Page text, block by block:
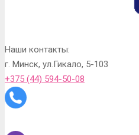
Наши контакты:
г. Минск, ул.Гикало, 5-103
+375 (44) 594-50-08